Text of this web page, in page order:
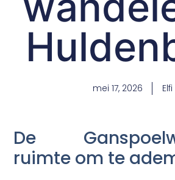
mei 17, 2026
De
ruimte om te